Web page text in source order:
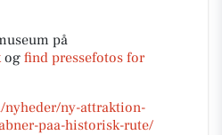
på
og find pressefotos for
nyheder/ny-attraktion-
paa-historisk-rute/